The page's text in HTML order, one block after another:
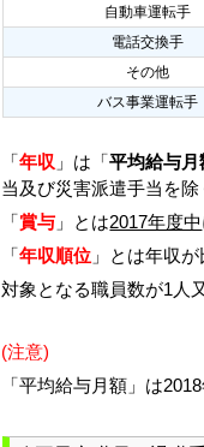
自動車運転手
電話交換手
その他
バス事業運転手
「年収 」は「平均給与
当及び災害派遣手当を除
「賞与 」とは2017年度中
「年収順位 」とは年収
対象となる職員数が1人
(注意)
「平均給与月額」は